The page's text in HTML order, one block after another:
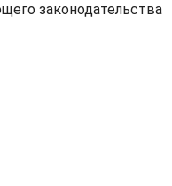
законодательства